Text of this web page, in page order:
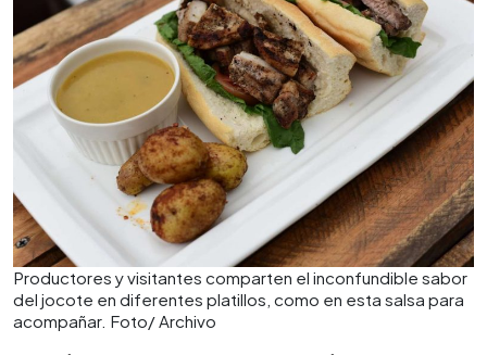
Productores y visitantes comparten el inconfundible sabor
del jocote en diferentes platillos, como en esta salsa para
acompañar. Foto/ Archivo